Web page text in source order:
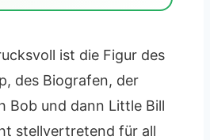
ist die Figur des
des Biografen, der
Bob und dann Little Bill
stellvertretend für all